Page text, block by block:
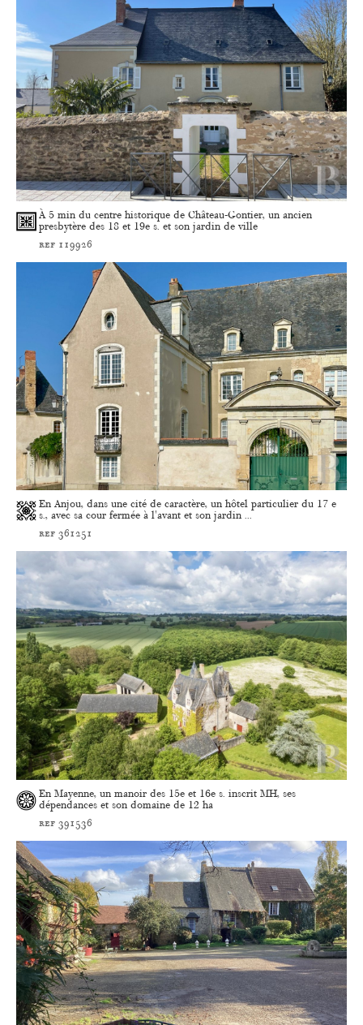
À 5 min du centre historique de Château-Gontier, un ancien
presbytère des 18 et 19e s. et son jardin de ville
ref 119926
En Anjou, dans une cité de caractère, un hôtel particulier du 17 e
s., avec sa cour fermée à l'avant et son jardin ...
ref 361251
En Mayenne, un manoir des 15e et 16e s. inscrit MH, ses
dépendances et son domaine de 12 ha
ref 391536